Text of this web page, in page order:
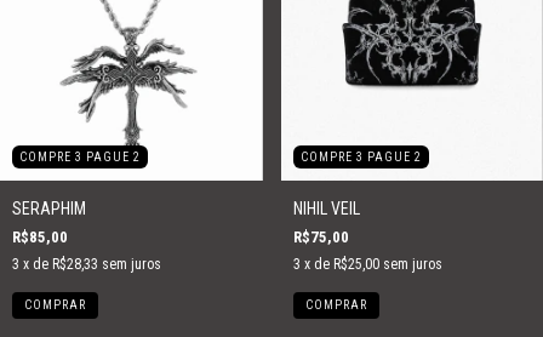
COMPRE 3 PAGUE 2
SERAPHIM
R$85,00
3 x de R$28,33 sem juros
COMPRE 3 PAGUE 2
NIHIL VEIL
R$75,00
3 x de R$25,00 sem juros